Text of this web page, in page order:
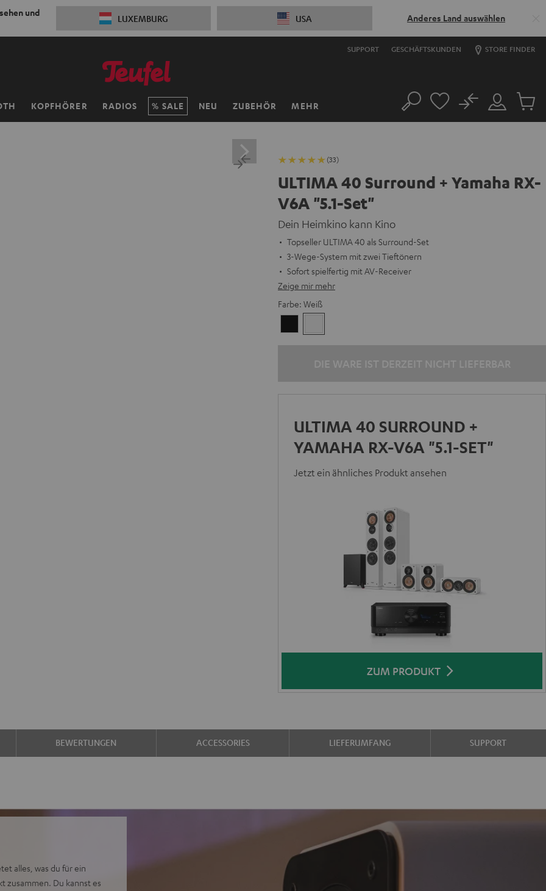
und
LUXEMBURG USA Anderes Land auswählen
SUPPORT GESCHÄFTSKUNDEN STORE FINDER
KOPFHÖRER RADIOS SALE NEU ZUBEHÖR MEHR Suche
Mein
Konto
No
Artikel
(33)
ULTIMA 40 Surround + Yamaha RX-
V6A "5.1-Set"
Dein Heimkino kann Kino
Topseller ULTIMA 40 als Surround-Set
3-Wege-System mit zwei Tieftönern
Sofort spielfertig mit AV-Receiver
Zeige mir mehr
Farbe: Weiß
ULTIMA 40 SURROUND +
YAMAHA RX-V6A "5.1-SET"
Jetzt ein ähnliches Produkt ansehen
ZUM PRODUKT
BEWERTUNGEN ACCESSORIES LIEFERUMFANG SUPPORT
alles, was du für ein
zusammen. Du kannst es